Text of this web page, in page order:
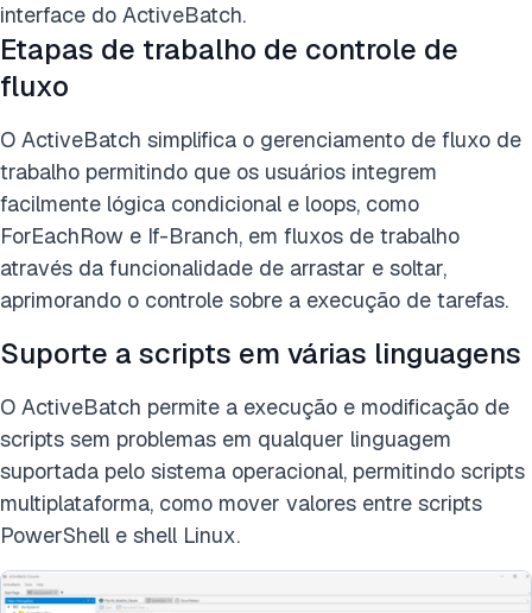
interface do ActiveBatch.
Etapas de trabalho de controle de
fluxo
O ActiveBatch simplifica o gerenciamento de fluxo de
trabalho permitindo que os usuários integrem
facilmente lógica condicional e loops, como
ForEachRow e If-Branch, em fluxos de trabalho
através da funcionalidade de arrastar e soltar,
aprimorando o controle sobre a execução de tarefas.
Suporte a scripts em várias linguagens
O ActiveBatch permite a execução e modificação de
scripts sem problemas em qualquer linguagem
suportada pelo sistema operacional, permitindo scripts
multiplataforma, como mover valores entre scripts
PowerShell e shell Linux.